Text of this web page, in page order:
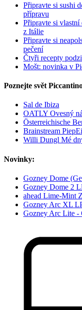
Připravte si sushi
přípravu
Připravte si
z Itálie
Připravte si
pečení
Čtyři recepty
Mošt: novinka v
Poznejte svět
Sal de Ibiza
OATLY Ovesný
Österreichische
Brainstream
Willi Dungl Mé
Novinky:
Gozney Dome
Gozney Dome 2
ahead Lime-Mint
Gozney Arc XL
Gozney Arc Lite -